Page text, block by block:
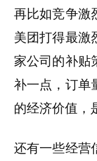
再比如竞争激
美团打得最激
家公司的补贴
补一点，订单
的经济价值，
还有一些经营